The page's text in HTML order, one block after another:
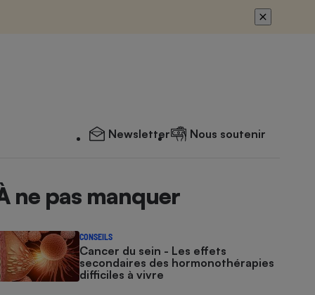
Newsletter Nous soutenir
ne pas manquer
CONSEILS
Cancer du sein - Les effets
secondaires des hormonothérapies
difficiles à vivre